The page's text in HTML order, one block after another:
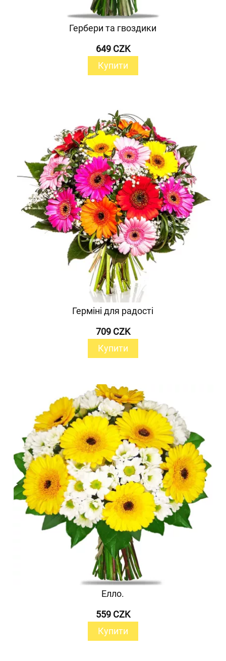
Гербери та гвоздики
649 CZK
Купити
Герміні для радості
709 CZK
Купити
Елло.
559 CZK
Купити